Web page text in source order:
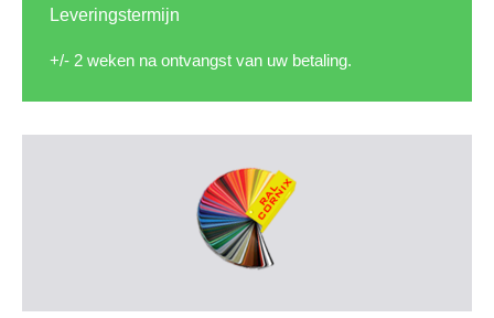
Leveringstermijn
+/- 2 weken na ontvangst van uw betaling.